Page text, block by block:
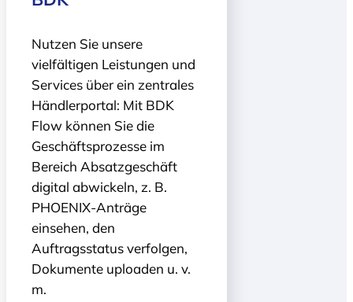
Nutzen Sie unsere
vielfältigen Leistungen und
Services über ein zentrales
Händlerportal: Mit BDK
Flow können Sie die
Geschäfts­prozesse im
Bereich Absatz­geschäft
digital abwickeln, z. B.
PHOENIX-Anträge
einsehen, den
Auftragsstatus verfolgen,
Dokumente uploaden u. v.
m.